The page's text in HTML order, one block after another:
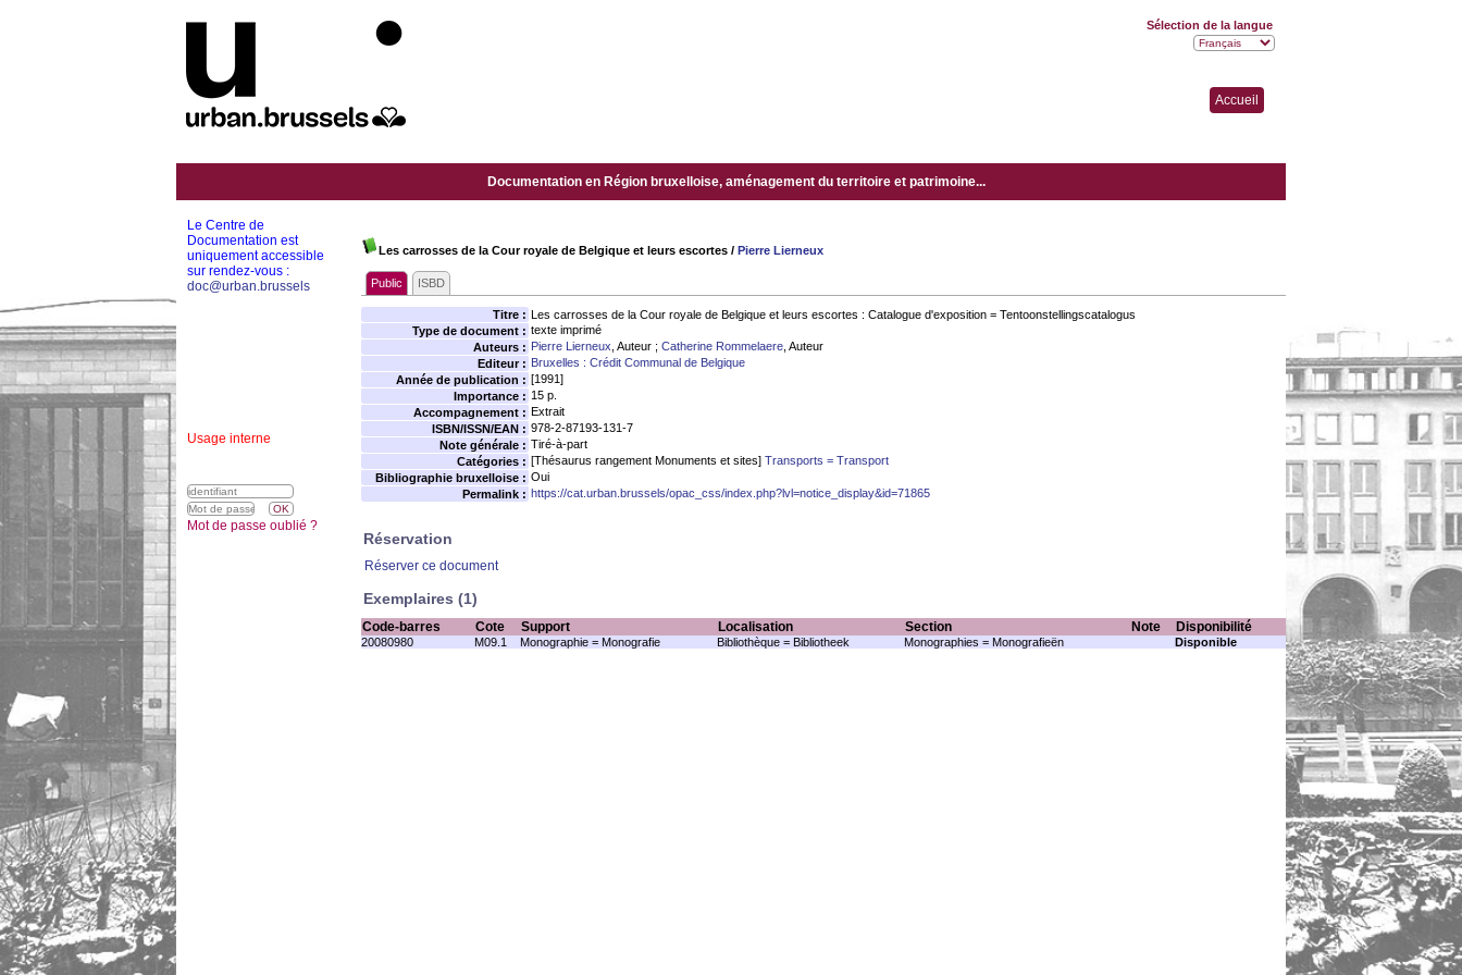
Accueil
Documentation en Région bruxelloise, aménagement du territoire et patrimoine...
Les carrosses de la Cour royale de Belgique et leurs escortes / Pierre Lierneux
Public ISBD
Titre : Les carrosses de la Cour royale de Belgique et leurs escortes : Catalogue d'exposition = Tentoonstellingscatalogus
Type de document : texte imprimé
Auteurs : Pierre Lierneux , Auteur ; Catherine Rommelaere , Auteur
Editeur : Bruxelles : Crédit Communal de Belgique
Année de publication : [1991]
Importance : 15 p.
Accompagnement : Extrait
ISBN/ISSN/EAN : 978-2-87193-131-7
Note générale : Tiré-à-part
Catégories : [Thésaurus rangement Monuments et sites] Transports = Transport
Bibliographie bruxelloise : Oui
Permalink : https://cat.urban.brussels/opac_css/index.php?lvl=notice_display&id=71865
Réservation
Réserver ce document
Exemplaires (1)
Code-barres Cote Support Localisation Section Note Disponibilité
20080980 M09.1 Monographie = Monografie Bibliothèque = Bibliotheek Monographies = Monografieën Disponible
Le Centre de
Documentation est
uniquement accessible
sur rendez-vous :
doc@urban.brussels
Usage interne
Sélection de la langue
Mot de passe oublié ?